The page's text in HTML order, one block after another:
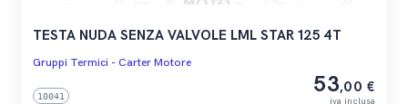
TESTA NUDA SENZA VALVOLE LML STAR 125 4T
Gruppi Termici - Carter Motore
10041 53,00 €
iva inclusa